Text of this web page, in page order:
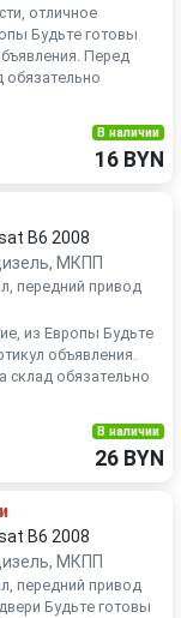
отличное
Будьте готовы
Перед
обязательно
В наличии
16 BYN
B6 2008
МКПП
передний привод
из Европы Будьте
объявления.
склад обязательно
В наличии
26 BYN
B6 2008
МКПП
передний привод
Будьте готовы